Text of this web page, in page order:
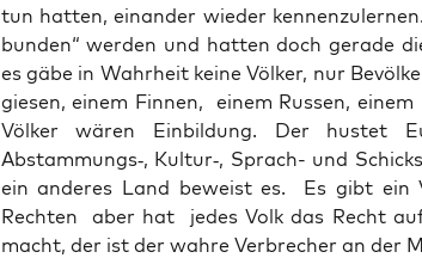
tun hat­ten, ein­an­der wie­der
bun­den“ wer­den und hat­ten doch gera­de
es gäbe in Wahr­heit kei­ne Völ­ker, nur
gie­sen, einem Fin­nen, einem Rus­sen,
Völ­ker wären Ein­bil­dung. Der hus­tet
Abstammungs‑, Kultur‑, Sprach- und
ein ande­res Land beweist es. Es gibt ein
Rech­ten aber hat jedes Volk das Recht
macht, der ist der wah­re Ver­bre­cher an der